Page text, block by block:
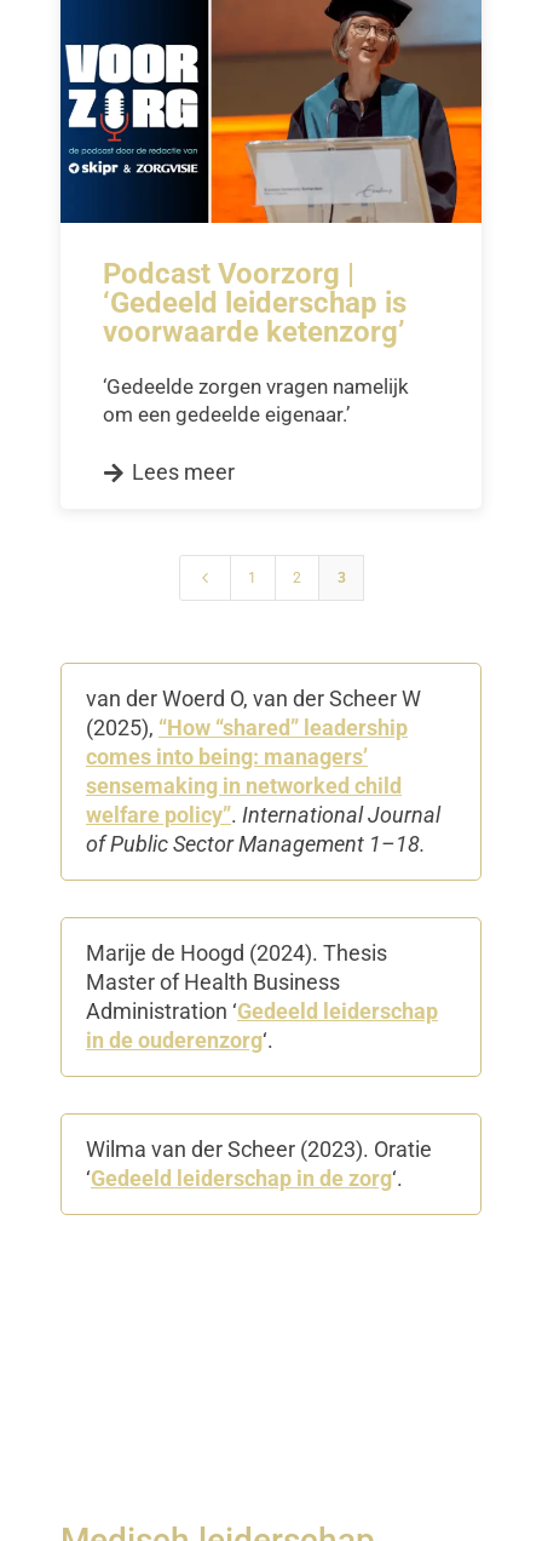
Podcast Voorzorg |
‘Gedeeld leiderschap is
voorwaarde ketenzorg’
‘Gedeelde zorgen vragen namelijk
om een gedeelde eigenaar.’
Lees meer
4 1 2 3
van der Woerd O, van der Scheer W
(2025), “How “shared” leadership
comes into being: managers’
sensemaking in networked child
welfare policy”. International Journal
of Public Sector Management 1–18.
Marije de Hoogd​ (2024). Thesis
Master of Health Business
Administration ‘Gedeeld leiderschap
in de ouderenzorg‘.
Wilma van der Scheer​ (2023). Oratie
‘Gedeeld leiderschap in de zorg‘.